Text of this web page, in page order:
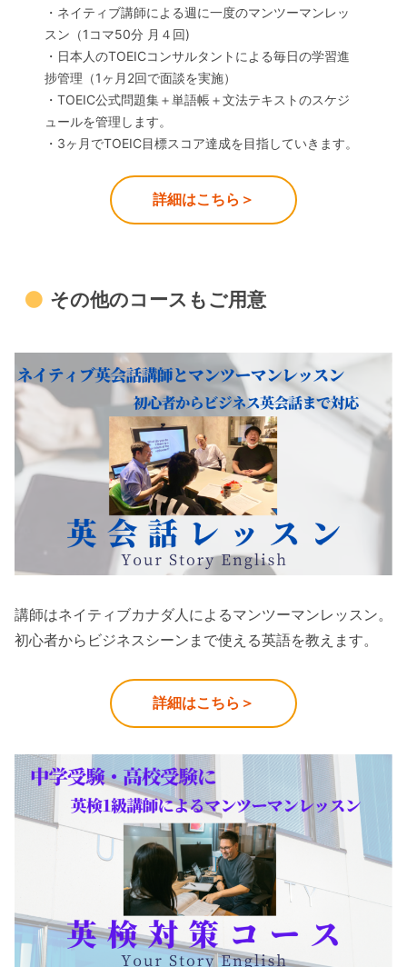
・ネイティブ講師による週に一度のマンツーマンレッ
スン（1コマ50分 月４回)
・日本人のTOEICコンサルタントによる毎日の学習進
捗管理（1ヶ月2回で面談を実施）
・TOEIC公式問題集＋単語帳＋文法テキストのスケジ
ュールを管理します。
・3ヶ月でTOEIC目標スコア達成を目指していきます。
詳細はこちら＞
その他のコースもご用意
講師はネイティブカナダ人によるマンツーマンレッスン。
初心者からビジネスシーンまで使える英語を教えます。
詳細はこちら＞